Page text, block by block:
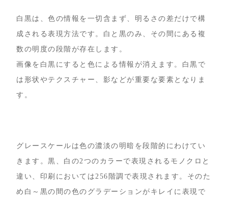
白黒は、色の情報を一切含まず、明るさの差だけで構
成される表現方法です。白と黒のみ、その間にある複
数の明度の段階が存在します。
画像を白黒にすると色による情報が消えます。白黒で
は形状やテクスチャー、影などが重要な要素となりま
す。
グレースケールは色の濃淡の明暗を段階的にわけてい
きます。黒、白の2つのカラーで表現されるモノクロと
違い、印刷においては256階調で表現されます。そのた
め白～黒の間の色のグラデーションがキレイに表現で